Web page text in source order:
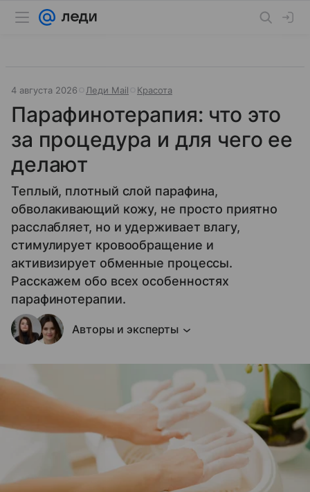
4 августа 2026 Леди Mail Красота
Парафинотерапия: что это
за процедура и для чего ее
делают
Теплый, плотный слой парафина,
обволакивающий кожу, не просто приятно
расслабляет, но и удерживает влагу,
стимулирует кровообращение и
активизирует обменные процессы.
Расскажем обо всех особенностях
парафинотерапии.
Авторы и эксперты